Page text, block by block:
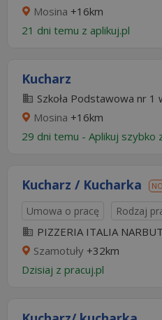
Mosina +16km
21 dni temu z aplikuj.pl
Kucharz
Szkoła Podstawowa nr 1
Mosina +16km
29 dni temu - Aplikuj szybko
Kucharz / Kucharka
Umowa o pracę Rodzaj
PIZZERIA ITALIA
Szamotuły +32km
Dzisiaj z pracuj.pl